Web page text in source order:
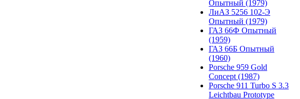
Опытный (1979)
ЛиАЗ 5256 102-Э
Опытный (1979)
ГАЗ 66Ф Опытный
(1959)
ГАЗ 66Б Опытный
(1960)
Porsche 959 Gold
Concept (1987)
Porsche 911 Turbo S 3.3
Leichtbau Prototype